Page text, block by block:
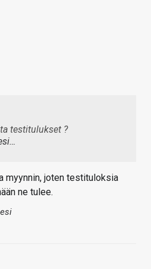
testitulukset ?
myynnin, joten testituloksia
ne tulee.